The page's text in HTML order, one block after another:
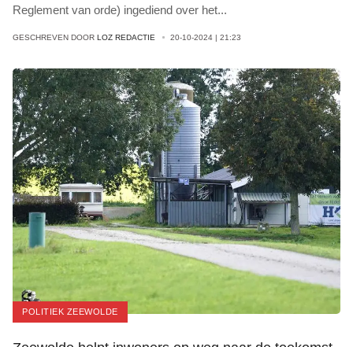
Reglement van orde) ingediend over het...
GESCHREVEN DOOR LOZ REDACTIE 20-10-2024 | 21:23
POLITIEK ZEEWOLDE